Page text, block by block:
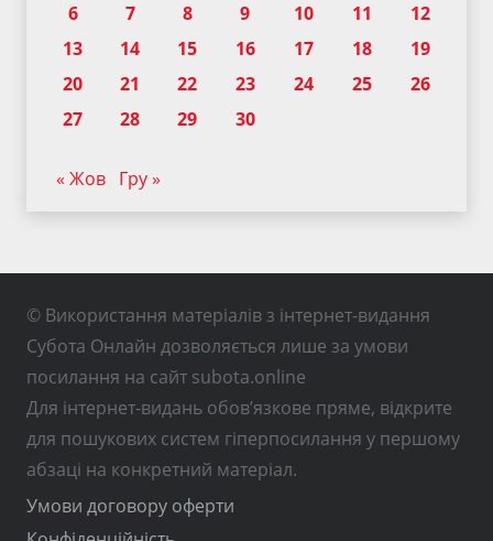
6
7 8 9 10 11
12
13
14 15 16 17 18
19
20
21 22 23 24 25
26
27
28 29 30
« Жов Гру »
© Використання матеріалів з інтернет-видання
Субота Онлайн дозволяється лише за умови
посилання на сайт subota.online
Для інтернет-видань обов’язкове пряме, відкрите
для пошукових систем гіперпосилання у першому
абзаці на конкретний матеріал.
Умови договору оферти